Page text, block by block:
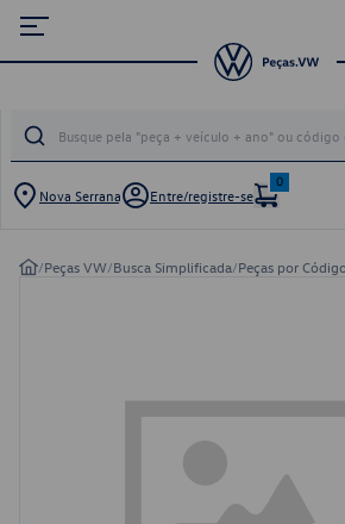
Nova Serrana Entre/registre-se
0
/Peças VW/Busca Simplificada/Peças por